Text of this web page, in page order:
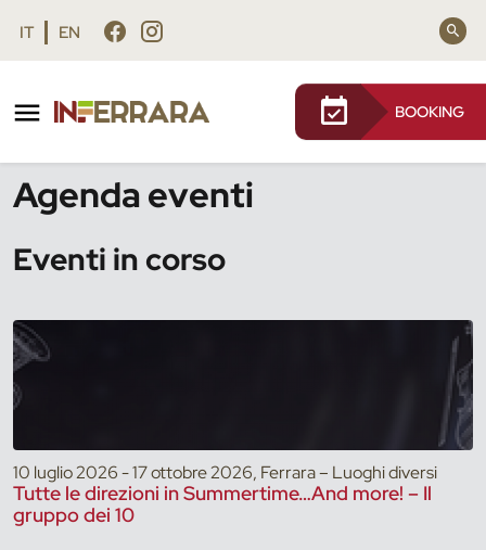
Vai al contenuto principale
Vai al footer
IT EN
BOOKING
Agenda eventi
Eventi in corso
10 luglio 2026 - 17 ottobre 2026, Ferrara – Luoghi diversi
Tutte le direzioni in Summertime…And more! – Il
gruppo dei 10